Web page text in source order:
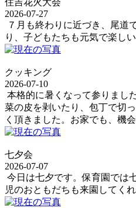
住吉花火大会
2026-07-27
７月も終わりに近づき、尾道
り、子どもたちも元気で楽し
クッキング
2026-07-10
本格的に暑くなって参りまし
菜の皮を剥いたり、包丁で切
く頂きました。お家でも、機
七夕会
2026-07-07
今日は七夕です。保育園では
児のおともだちも来園してく